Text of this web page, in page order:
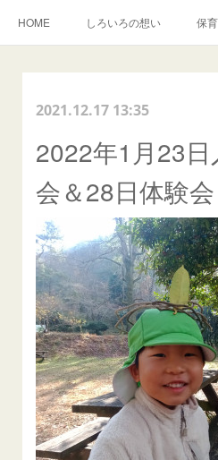
HOME しろいろの想い 保
BLOG 卒園児の声
2021.12.17 13:35
2022年1月23
会＆28日体験会